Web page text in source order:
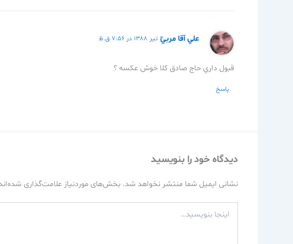
علي آقا مربي
۴ تیر ۱۳۸۸ در ۷:۵۶ ق.ظ
قبول داري حاج صادق كلا خوش عكسه ؟
پاسخ
دیدگاه‌ خود را بنویسید
نشانی ایمیل شما منتشر نخواهد شد. بخش‌های موردنیاز علامت‌گذاری
بنویسید…